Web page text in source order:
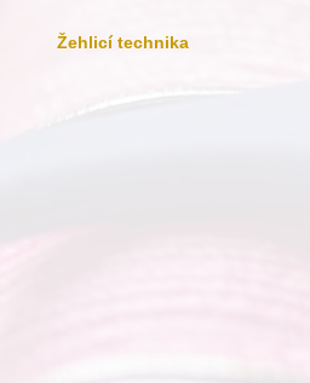
Žehlicí technika